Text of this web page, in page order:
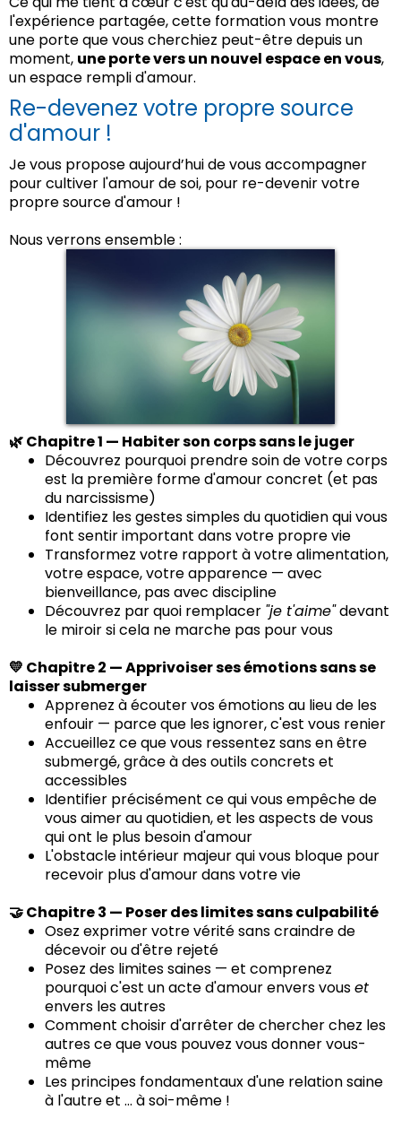
l'expérience partagée, cette formation vous montre
une porte que vous cherchiez peut-être depuis un
moment, une porte vers un nouvel espace en vous,
un espace rempli d'amour.
Re-devenez votre propre source
d'amour !
Je vous propose aujourd’hui de vous accompagner
pour cultiver l'amour de soi, pour re-devenir votre
propre source d'amour !
Nous verrons ensemble :
🌿 Chapitre 1 — Habiter son corps sans le juger
Découvrez pourquoi prendre soin de votre corps
est la première forme d'amour concret (et pas
du narcissisme)
Identifiez les gestes simples du quotidien qui vous
font sentir important dans votre propre vie
Transformez votre rapport à votre alimentation,
votre espace, votre apparence — avec
bienveillance, pas avec discipline
Découvrez par quoi remplacer "je t'aime"devant
le miroir si cela ne marche pas pour vous
💛 Chapitre 2 — Apprivoiser ses émotions sans se
laisser submerger
Apprenez à écouter vos émotions au lieu de les
enfouir — parce que les ignorer, c'est vous renier
Accueillez ce que vous ressentez sans en être
submergé, grâce à des outils concrets et
accessibles
Identifier précisément ce qui vous empêche de
vous aimer au quotidien, et les aspects de vous
qui ont le plus besoin d'amour
L'obstacle intérieur majeur qui vous bloque pour
recevoir plus d'amour dans votre vie
🤝 Chapitre 3 — Poser des limites sans culpabilité
Osez exprimer votre vérité sans craindre de
décevoir ou d'être rejeté
Posez des limites saines — et comprenez
pourquoi c'est un acte d'amour envers vouset
envers les autres
Comment choisir d'arrêter de chercher chez les
autres ce que vous pouvez vous donner vous-
même
Les principes fondamentaux d'une relation saine
à l'autre et ... à soi-même !